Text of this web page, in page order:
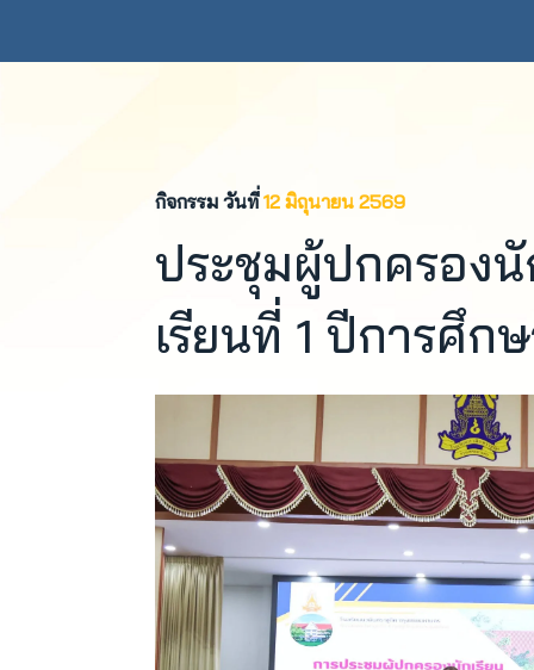
กิจกรรม วันที่12 มิถุนายน 2569
ประชุมผู้ปกครองนั
เรียนที่ 1 ปีการศึก